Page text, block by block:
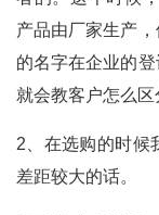
产品由厂家生产
的名字在企业的
就会教客户怎么区
2、在选购的时候
差距较大的话。